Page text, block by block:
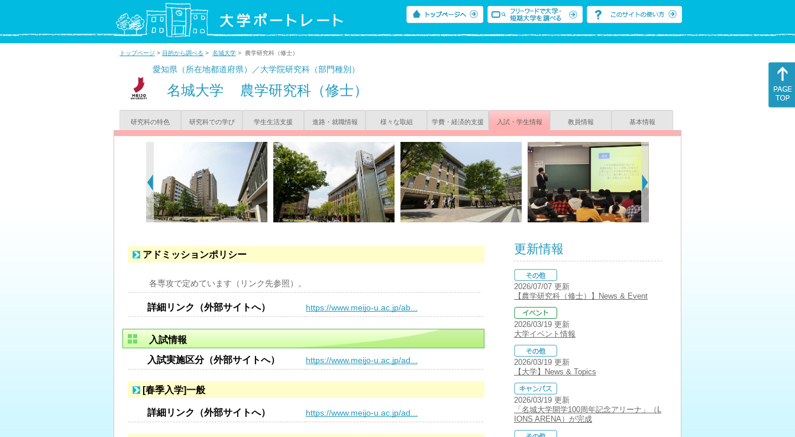
トップページ > 目的から調べる > 名城大学 > 農学研究科（修士）
愛知県（所在地都道府県）／大学院研究科（部門種別）
名城大学 農学研究科（修士）
研究科の特色 研究科での学び 学生生活支援 進路・就職情報 様々な取組 学費・経済的支援 入試・学生情報 教員情報 基本情報
アドミッションポリシー
各専攻で定めています（リンク先参照）。
詳細リンク（外部サイトへ） https://www.meijo-u.ac.jp/ab...
入試情報
入試実施区分（外部サイトへ）
https://www.meijo-u.ac.jp/ad...
[春季入学]一般
詳細リンク（外部サイトへ） https://www.meijo-u.ac.jp/ad...
更新情報
2026/07/07 更新
【農学研究科（修士）】News & Event
2026/03/19 更新
大学イベント情報
2026/03/19 更新
【大学】News & Topics
2026/03/19 更新
「名城大学開学100周年記念アリーナ」（L
IONS ARENA）が完成